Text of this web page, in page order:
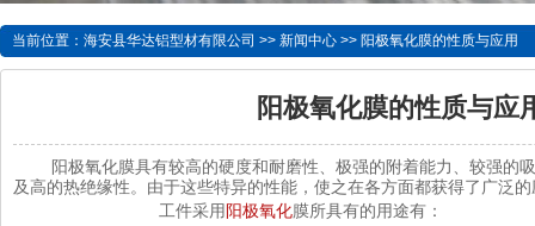
当前位置： 海安县华达铝型材有限公司 >> 新闻中心 >> 阳极氧化膜的性质与应用
阳极氧化膜的性质与应
阳极氧化膜具有较高的硬度和耐磨性、极强的附着能力、较强的
及高的热绝缘性。由于这些特异的性能，使之在各方面都获得了广泛
工件采用阳极氧化膜所具有的用途有：